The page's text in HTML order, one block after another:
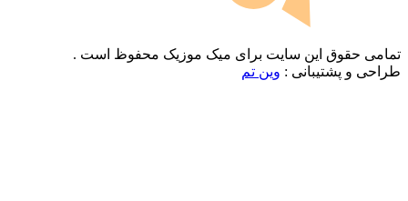
تمامی حقوق این سایت برای میک موزیک محفوظ است .
طراحی و پشتیبانی : وین تم